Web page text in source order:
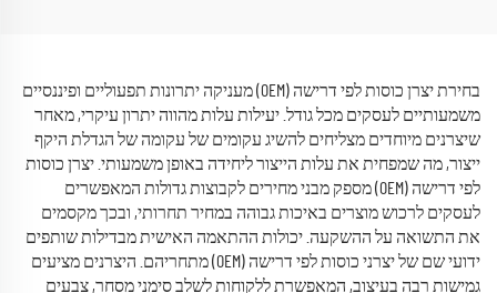
בחירת יצרן כוסות לפי דרישה (OEM) מעניקה יתרונות תפעוליים ופיננסיים
משמעותיים לעסקים מכל גודל. יעילות עלות מהווה יתרון עיקרי, מאחר
שיצרנים מיוחדים מצליחים להשיג עקומים של עקומה של הגדלת היקף
ייצור, מה שמפחית את עלות הייצור ליחידה באופן משמעותי. יצרן כוסות
לפי דרישה (OEM) מספק מבני מחירים לקבוצות גדולות המאפשרים
לעסקים לרכוש מוצרים באיכות גבוהה במחיר תחרותי, ובכך מקסמים
את התשואה על ההשקעה. יכולות ההתאמה האישית מבדילות שותפים
ידועי שם של יצרני כוסות לפי דרישה (OEM) מתחריהם. היצרנים מציעים
גמישות רבה בעיצוב, המאפשרת ללקוחות לשלב סימני מסחר, צבעים